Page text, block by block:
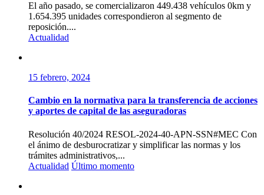
El año pasado, se comercializaron 449.438 vehículos 0km y
1.654.395 unidades correspondieron al segmento de
reposición....
Actualidad
15 febrero, 2024
Cambio en la normativa para la transferencia de acciones
y aportes de capital de las aseguradoras
Resolución 40/2024 RESOL-2024-40-APN-SSN#MEC Con
el ánimo de desburocratizar y simplificar las normas y los
trámites administrativos,...
Actualidad Último momento